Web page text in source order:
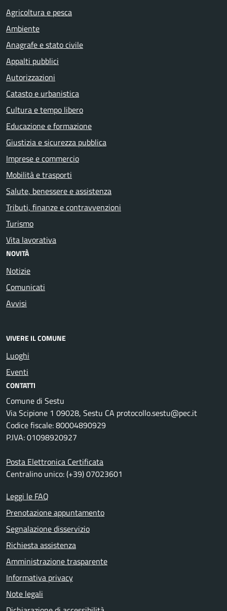
Agricoltura e pesca
Ambiente
Anagrafe e stato civile
Appalti pubblici
Autorizzazioni
Catasto e urbanistica
Cultura e tempo libero
Educazione e formazione
Giustizia e sicurezza pubblica
Imprese e commercio
Mobilità e trasporti
Salute, benessere e assistenza
Tributi, finanze e contravvenzioni
Turismo
Vita lavorativa
NOVITÀ
Notizie
Comunicati
Avvisi
VIVERE IL COMUNE
Luoghi
Eventi
CONTATTI
Comune di Sestu
Via Scipione 1 09028, Sestu CA protocollo.sestu@pec.it
Codice fiscale: 80004890929
P.IVA: 01098920927
Posta Elettronica Certificata
Centralino unico: (+39) 07023601
Leggi le FAQ
Prenotazione appuntamento
Segnalazione disservizio
Richiesta assistenza
Amministrazione trasparente
Informativa privacy
Note legali